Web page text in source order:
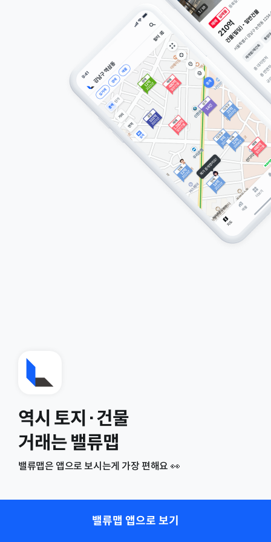
역시 토지·건물
거래는 밸류맵
밸류맵은 앱으로 보시는게 가장 편해요 👀
밸류맵 앱으로 보기